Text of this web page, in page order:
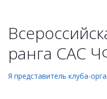
ранга САС
Я представитель клуба-